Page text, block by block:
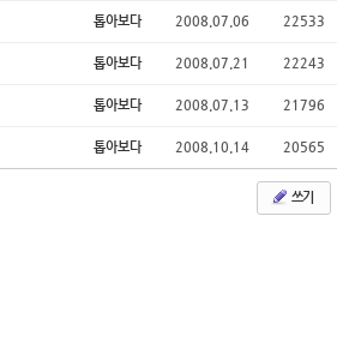
톱아보다 2008.07.06 22533
톱아보다 2008.07.21 22243
톱아보다 2008.07.13 21796
톱아보다 2008.10.14 20565
쓰기